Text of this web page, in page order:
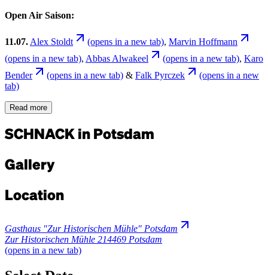
Open Air Saison:
11.07. Alex Stoldt (opens in a new tab), Marvin Hoffmann
(opens in a new tab), Abbas Alwakeel (opens in a new tab), Karo
Bender
(opens in a new tab) & Falk Pyrczek
(opens in a new
tab)
Read more
SCHNACK in Potsdam
Gallery
Location
Gasthaus "Zur Historischen Mühle" Potsdam
Zur Historischen Mühle 214469 Potsdam
(opens in a new tab)